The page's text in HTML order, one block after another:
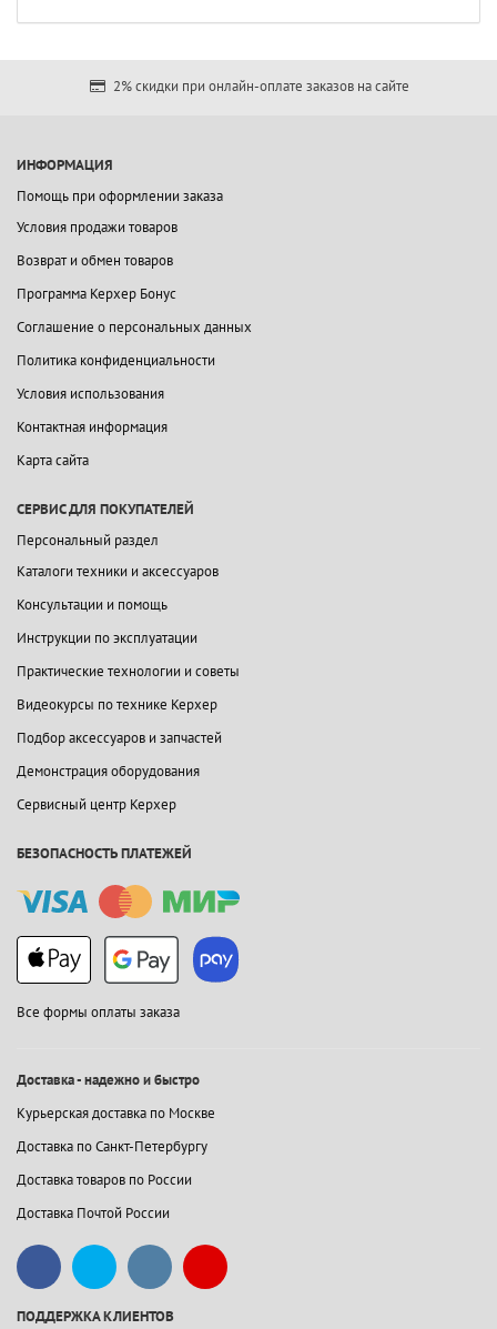
2% скидки при онлайн-оплате заказов на сайте
ИНФОРМАЦИЯ
Помощь при оформлении заказа
Условия продажи товаров
Возврат и обмен товаров
Программа Керхер Бонус
Соглашение о персональных данных
Политика конфиденциальности
Условия использования
Контактная информация
Карта сайта
СЕРВИС ДЛЯ ПОКУПАТЕЛЕЙ
Персональный раздел
Каталоги техники и аксессуаров
Консультации и помощь
Инструкции по эксплуатации
Практические технологии и советы
Видеокурсы по технике Керхер
Подбор аксессуаров и запчастей
Демонстрация оборудования
Сервисный центр Керхер
БЕЗОПАСНОСТЬ ПЛАТЕЖЕЙ
Все формы оплаты заказа
Доставка - надежно и быстро
Курьерская доставка по Москве
Доставка по Санкт-Петербургу
Доставка товаров по России
Доставка Почтой России
ПОДДЕРЖКА КЛИЕНТОВ